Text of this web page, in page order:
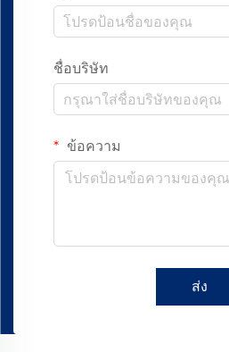
ชื่อบริษัท
ข้อความ
ส่ง